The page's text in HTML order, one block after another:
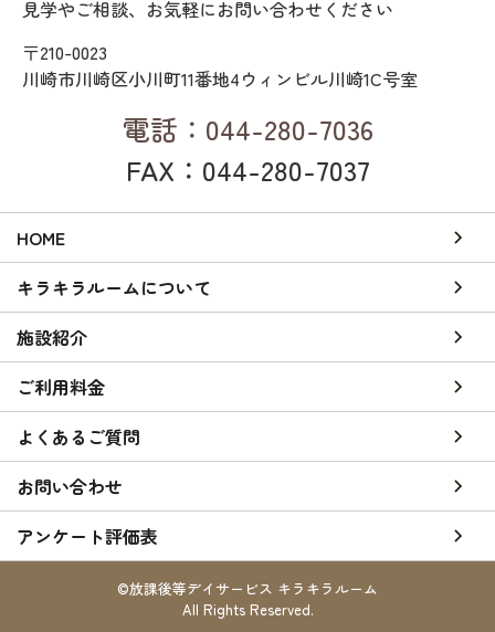
見学やご相談、お気軽にお問い合わせください
〒210-0023
川崎市川崎区小川町11番地4ウィンビル川崎1C号室
電話：044-280-7036
FAX：044-280-7037
HOME
キラキラルームについて
施設紹介
ご利用料金
よくあるご質問
お問い合わせ
アンケート評価表
©放課後等デイサービス キラキラルーム
All Rights Reserved.